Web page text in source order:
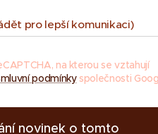
pro lepší komunikaci)
na kterou se vztahují
podmínkyspolečnosti
novinek o tomto